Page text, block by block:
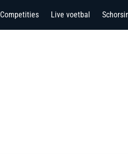
Competities Live voetbal